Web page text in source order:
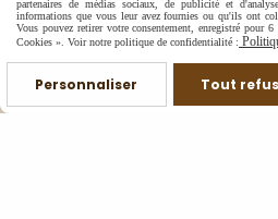
partenaires de médias sociaux, de publicité et
informations que vous leur avez fournies ou qu'ils ont
Vous pouvez retirer votre consentement, enregistré pour
Cookies ». Voir notre politique de confidentialité :
Personnaliser Tout